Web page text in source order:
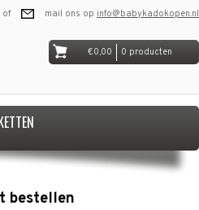
of mail ons op info@babykadokopen.nl
€0,00 0 producten
bestellen